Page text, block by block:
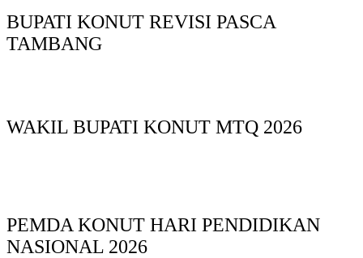
BUPATI KONUT REVISI PASCA
TAMBANG
WAKIL BUPATI KONUT MTQ 2026
PEMDA KONUT HARI PENDIDIKAN
NASIONAL 2026